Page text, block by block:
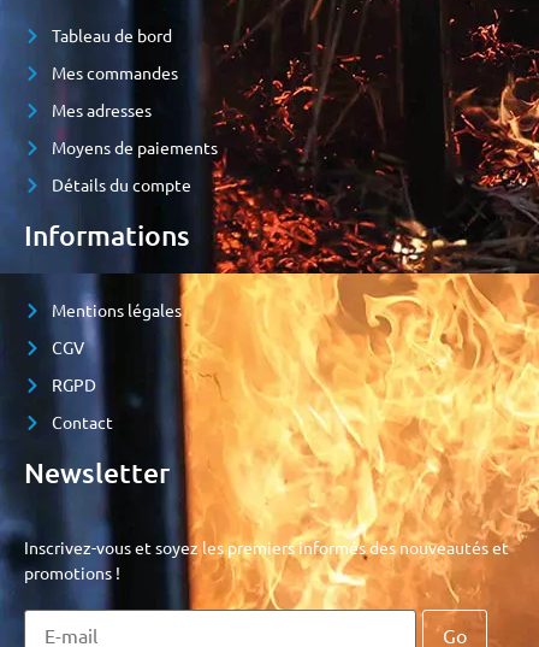
Tableau de bord
Mes commandes
Mes adresses
Moyens de paiements
Détails du compte
Informations
Mentions légales
CGV
RGPD
Contact
Newsletter
Inscrivez-vous et soyez les premiers informés des nouveautés et
promotions !